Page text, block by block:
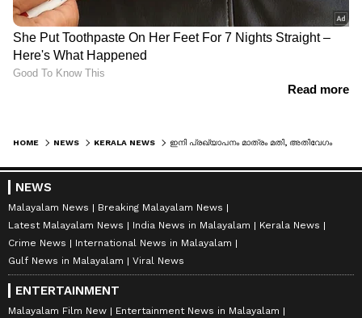
HOME NEWS KERALA NEWS ഇനി പ്രഖ്യാപനം മാത്രം മതി, അതിവേഗം ചെന്നിത്തല, നാളെ ഉന്നത പൊലീസ് ഉദ്യോഗസ്ഥരുമായി കൂടിക്കാഴ്ച; ആഭ്യന്തര മന്ത്രി മറ്റാരുമല്ല!
NEWS
Malayalam News
Breaking Malayalam News
Latest Malayalam News
India News in Malayalam
Kerala News
Crime News
International News in Malayalam
Gulf News in Malayalam
Viral News
ENTERTAINMENT
Malayalam Film New
Entertainment News in Malayalam